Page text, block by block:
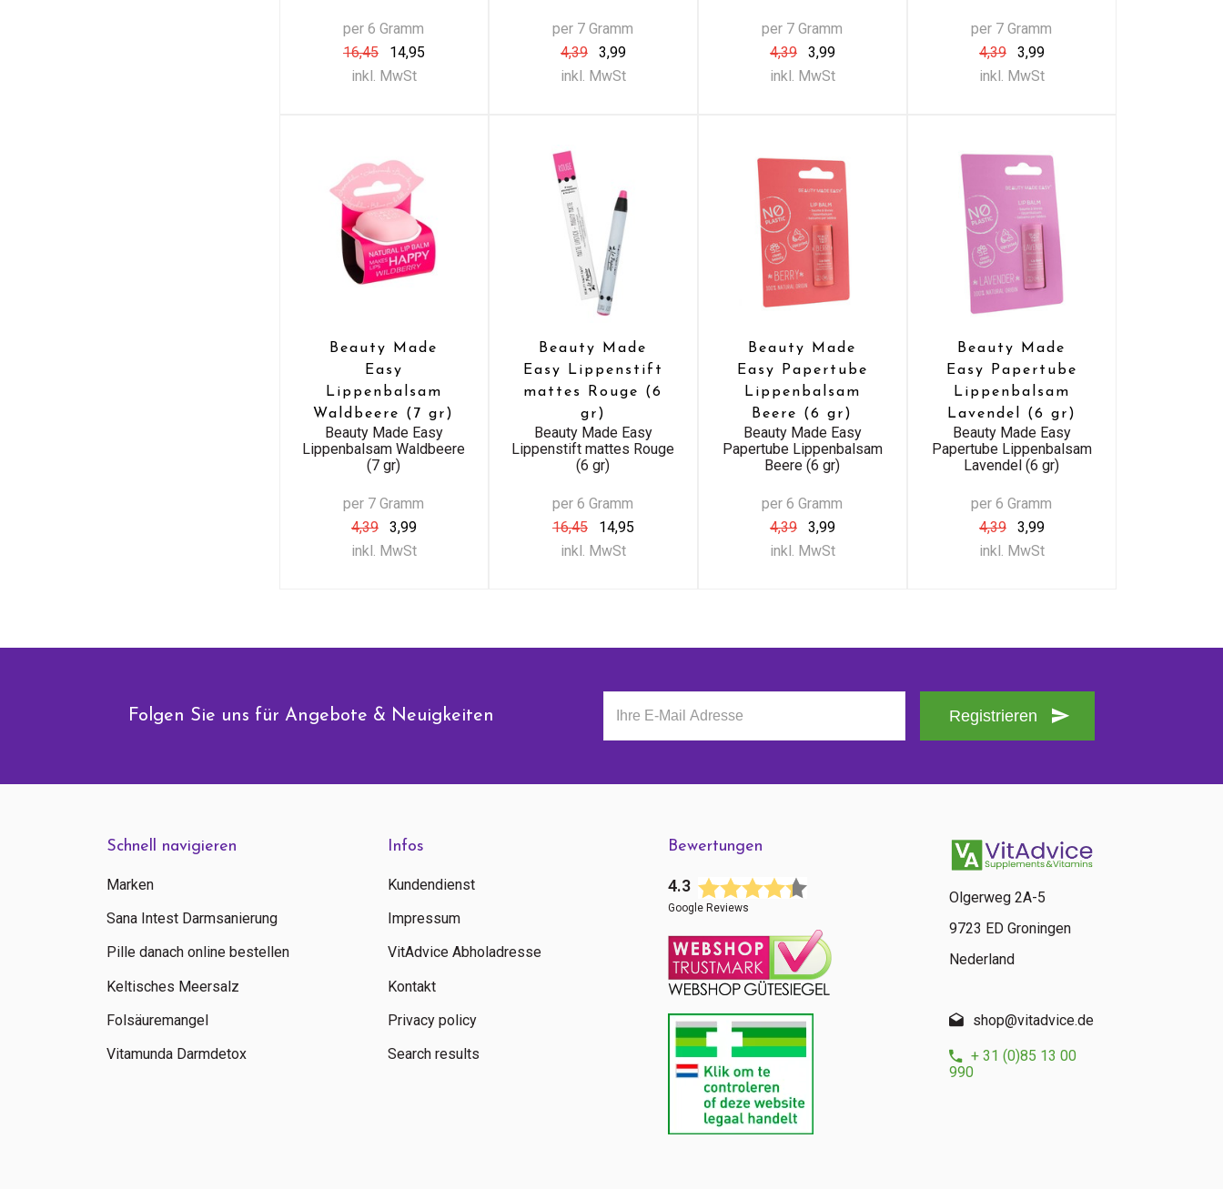
per 6 Gramm
16,45
14,95
inkl. MwSt
per 7 Gramm
4,39
3,99
inkl. MwSt
per 7 Gramm
4,39
3,99
inkl. MwSt
per 7 Gramm
4,39
3,99
inkl. MwSt
Beauty Made
Easy
Lippenbalsam
Waldbeere (7 gr)
Beauty Made Easy
Lippenbalsam Waldbeere
(7 gr)
per 7 Gramm
4,39
3,99
inkl. MwSt
Beauty Made
Easy Lippenstift
mattes Rouge (6
gr)
Beauty Made Easy
Lippenstift mattes Rouge
(6 gr)
per 6 Gramm
16,45
14,95
inkl. MwSt
Beauty Made
Easy Papertube
Lippenbalsam
Beere (6 gr)
Beauty Made Easy
Papertube Lippenbalsam
Beere (6 gr)
per 6 Gramm
4,39
3,99
inkl. MwSt
Beauty Made
Easy Papertube
Lippenbalsam
Lavendel (6 gr)
Beauty Made Easy
Papertube Lippenbalsam
Lavendel (6 gr)
per 6 Gramm
4,39
3,99
inkl. MwSt
Folgen Sie uns für Angebote & Neuigkeiten Registrieren
Schnell navigieren
Marken
Sana Intest Darmsanierung
Pille danach online bestellen
Keltisches Meersalz
Folsäuremangel
Vitamunda Darmdetox
Infos
Kundendienst
Impressum
VitAdvice Abholadresse
Kontakt
Privacy policy
Search results
Bewertungen
4.3
Google Reviews
Olgerweg 2A-5
9723 ED Groningen
Nederland
shop@vitadvice.de
+ 31 (0)85 13 00
990